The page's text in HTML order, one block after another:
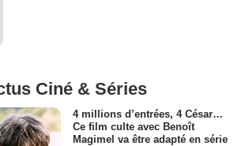
Ciné & Séries
4 millions d’entrées, 4 César…
Ce film culte avec Benoît
Magimel va être adapté en série